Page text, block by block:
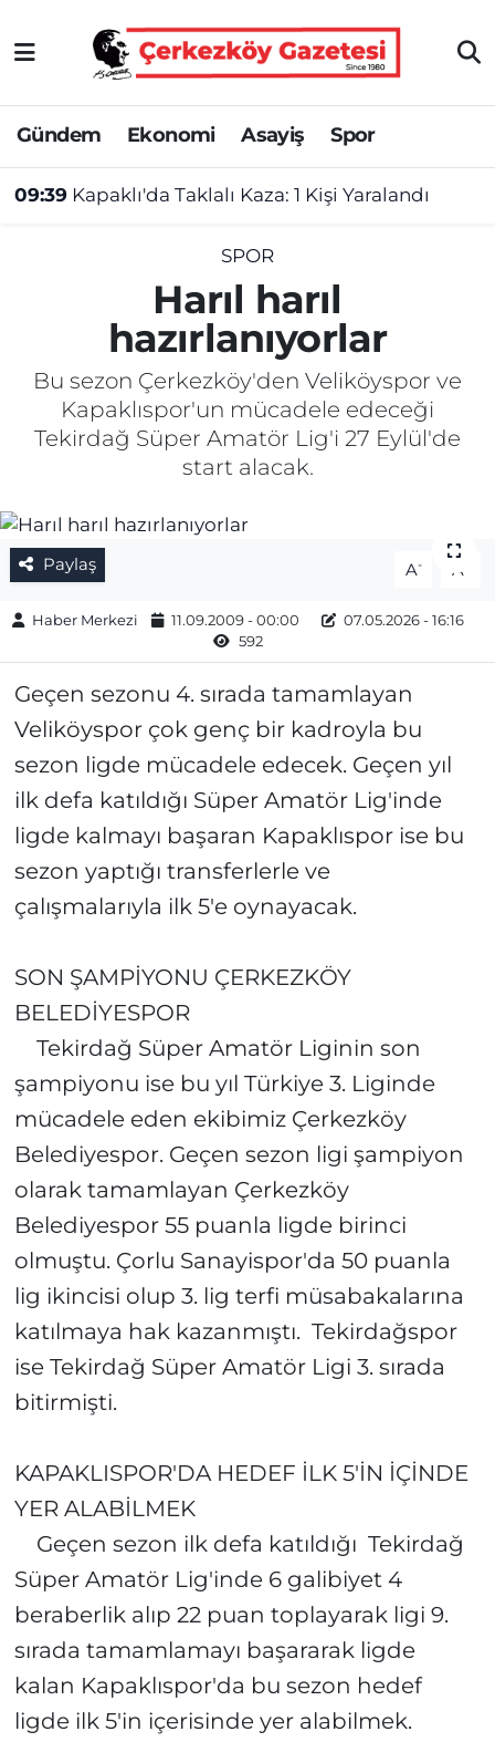
Gündem Ekonomi Asayiş Spor
09:39 Kapaklı'da Taklalı Kaza: 1 Kişi Yaralandı
SPOR
Harıl harıl
hazırlanıyorlar
Bu sezon Çerkezköy'den Veliköyspor ve
Kapaklıspor'un mücadele edeceği
Tekirdağ Süper Amatör Lig'i 27 Eylül'de
start alacak.
Paylaş A- A
Haber Merkezi 11.09.2009 - 00:00
07.05.2026 - 16:16
592
Geçen sezonu 4. sırada tamamlayan
Veliköyspor çok genç bir kadroyla bu
sezon ligde mücadele edecek. Geçen yıl
ilk defa katıldığı Süper Amatör Lig'inde
ligde kalmayı başaran Kapaklıspor ise bu
sezon yaptığı transferlerle ve
çalışmalarıyla ilk 5'e oynayacak.
SON ŞAMPİYONU ÇERKEZKÖY
BELEDİYESPOR
Tekirdağ Süper Amatör Liginin son
şampiyonu ise bu yıl Türkiye 3. Liginde
mücadele eden ekibimiz Çerkezköy
Belediyespor. Geçen sezon ligi şampiyon
olarak tamamlayan Çerkezköy
Belediyespor 55 puanla ligde birinci
olmuştu. Çorlu Sanayispor'da 50 puanla
lig ikincisi olup 3. lig terfi müsabakalarına
katılmaya hak kazanmıştı. Tekirdağspor
ise Tekirdağ Süper Amatör Ligi 3. sırada
bitirmişti.
KAPAKLISPOR'DA HEDEF İLK 5'İN İÇİNDE
YER ALABİLMEK
Geçen sezon ilk defa katıldığı Tekirdağ
Süper Amatör Lig'inde 6 galibiyet 4
beraberlik alıp 22 puan toplayarak ligi 9.
sırada tamamlamayı başararak ligde
kalan Kapaklıspor'da bu sezon hedef
ligde ilk 5'in içerisinde yer alabilmek.
Asayiş
Ekonomi
Gündem
Kültür&Sanat
SAĞLIK
Gizlilik Sözleşmesi
Topluluk Kuralları
Yayın İlkeleri
Tekirdağ Nöbetçi Eczaneler
Tekirdağ Hava Durumu
Tekirdağ Namaz Vakitleri
Tekirdağ Trafik Yoğunluk Haritası
Süper Lig Puan Durumu ve Fikstür
Tüm Manşetler
Son Dakika Haberleri